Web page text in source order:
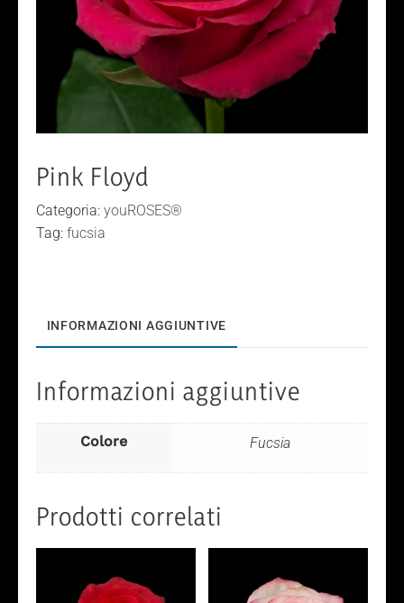
Pink Floyd
Categoria: youROSES®
Tag: fucsia
INFORMAZIONI AGGIUNTIVE
Informazioni aggiuntive
Colore Fucsia
Prodotti correlati